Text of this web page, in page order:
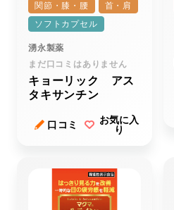
関節・膝・腰
首・肩
ソフトカプセル
湧永製薬
まだ口コミはありません
キョーリック アス
タキサンチン
口コミ
お気に入
り